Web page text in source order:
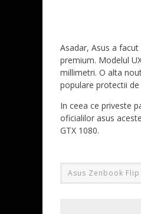
Asadar, Asus a
premium. Modelul
millimetri. O alta
populare protectii
In ceea ce priveste
oficialilor asus
GTX 1080.
Asus Zenbook Flip